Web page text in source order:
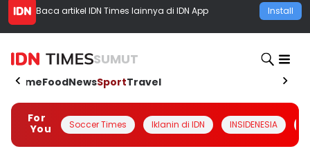
Baca artikel IDN Times lainnya di IDN App Install
SUMUT
HomeFoodNewsSportTravel
For
You
Soccer Times Iklanin di IDN INSIDENESIA